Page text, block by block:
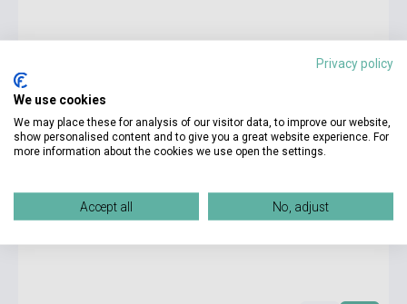
Privacy policy
We use cookies
We may place these for analysis of our visitor data, to improve our website,
show personalised content and to give you a great website experience. For
more information about the cookies we use open the settings.
Accept all No, adjust